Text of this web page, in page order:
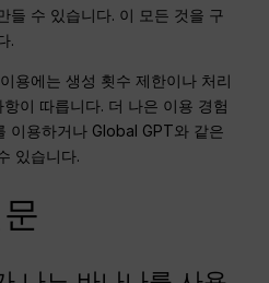
들 수 있습니다. 이 모든 것을 구
.
용에는 생성 횟수 제한이나 처리
이 따릅니다. 더 나은 이용 경험
이용하거나 Global GPT와 같은
있습니다.